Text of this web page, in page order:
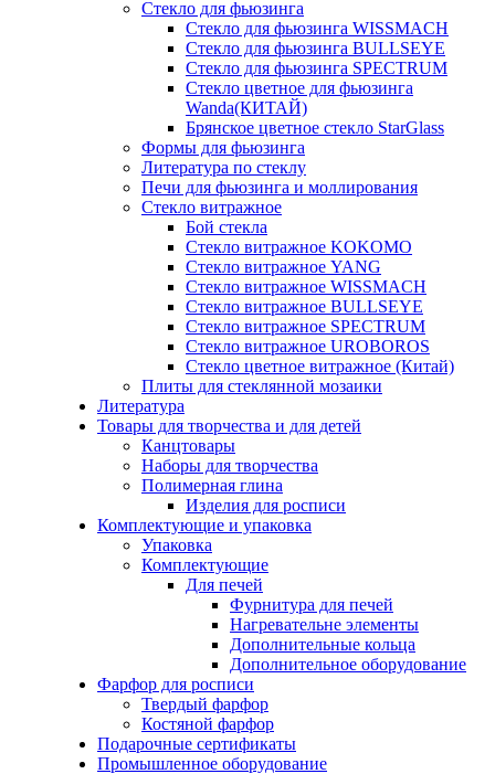
Стекло для фьюзинга
Стекло для фьюзинга WISSMACH
Стекло для фьюзинга BULLSEYE
Стекло для фьюзинга SPECTRUM
Стекло цветное для фьюзинга
Wanda(КИТАЙ)
Брянское цветное стекло StarGlass
Формы для фьюзинга
Литература по стеклу
Печи для фьюзинга и моллирования
Стекло витражное
Бой стекла
Стекло витражное KOKOMO
Стекло витражное YANG
Стекло витражное WISSMACH
Стекло витражное BULLSEYE
Стекло витражное SPECTRUM
Стекло витражное UROBOROS
Стекло цветное витражное (Китай)
Плиты для стеклянной мозаики
Литература
Товары для творчества и для детей
Канцтовары
Наборы для творчества
Полимерная глина
Изделия для росписи
Комплектующие и упаковка
Упаковка
Комплектующие
Для печей
Фурнитура для печей
Нагревательне элементы
Дополнительные кольца
Дополнительное оборудование
Фарфор для росписи
Твердый фарфор
Костяной фарфор
Подарочные сертификаты
Промышленное оборудование